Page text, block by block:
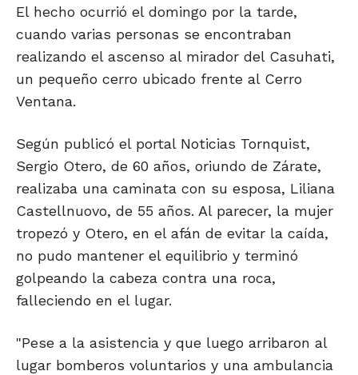
El hecho ocurrió el domingo por la tarde,
cuando varias personas se encontraban
realizando el ascenso al mirador del Casuhati,
un pequeño cerro ubicado frente al Cerro
Ventana.
Según publicó el portal Noticias Tornquist,
Sergio Otero, de 60 años, oriundo de Zárate,
realizaba una caminata con su esposa, Liliana
Castellnuovo, de 55 años. Al parecer, la mujer
tropezó y Otero, en el afán de evitar la caída,
no pudo mantener el equilibrio y terminó
golpeando la cabeza contra una roca,
falleciendo en el lugar.
"Pese a la asistencia y que luego arribaron al
lugar bomberos voluntarios y una ambulancia